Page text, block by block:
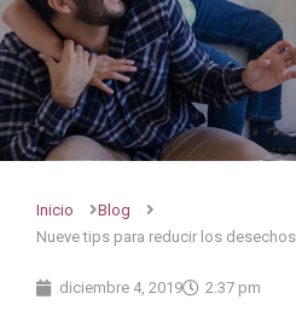
Inicio
Blog
Nueve tips para reducir los
diciembre 4, 2019 2:37 pm